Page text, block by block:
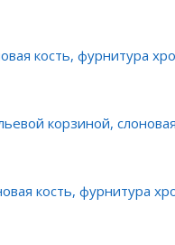
кость, фурнитура
корзиной,
кость, фурнитура